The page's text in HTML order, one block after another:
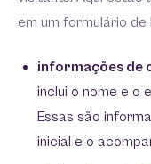
em um formulário de
informações de
inclui o nome e o
Essas são
inicial e o